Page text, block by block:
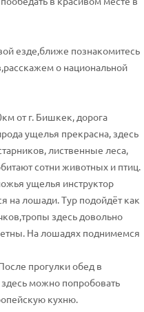
езде,ближе познакомитесь
о национальной
от г. Бишкек, дорога
ущелья прекрасна, здесь
лиственные леса,
сотни животных и птиц.
ущелья инструктор
на лошади. Тур подойдёт как
здесь довольно
На лошадях поднимемся
прогулки обед в
можно попробовать
кухню.